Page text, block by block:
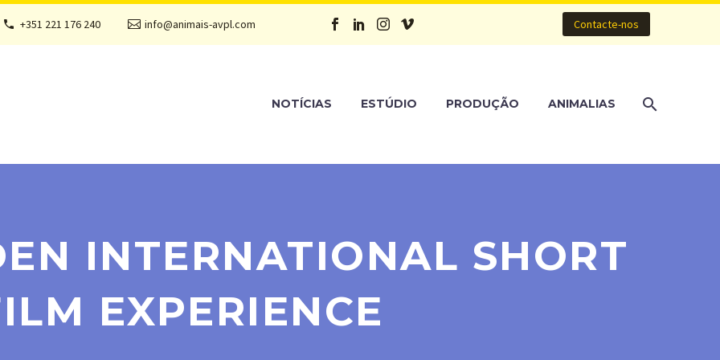
+351 221 176 240 info@animais-avpl.com Contacte-nos
NOTÍCIAS ESTÚDIO PRODUÇÃO ANIMALIAS
INTERNATIONAL SHORT
EXPERIENCE